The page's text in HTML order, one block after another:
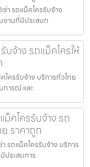
า รถแม็คโครรับจ้าง
งานที่มีประสบก
จ้าง รถแม็คโครให้
โครรับจ้าง บริการทั่วไทย
การณ์ และ
คโครรับจ้าง รถ
ราคาถูก
รถแม็คโครรับจ้าง บริการ
ประสบการ